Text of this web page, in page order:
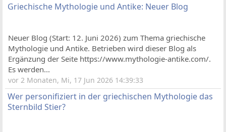
Griechische Mythologie und Antike: Neuer Blog
Neuer Blog (Start: 12. Juni 2026) zum Thema griechische
Mythologie und Antike. Betrieben wird dieser Blog als
Ergänzung der Seite https://www.mythologie-antike.com/.
Es werden...
vor 2 Monaten, Mi, 17 Jun 2026 14:39:33
Wer personifiziert in der griechischen Mythologie das
Sternbild Stier?